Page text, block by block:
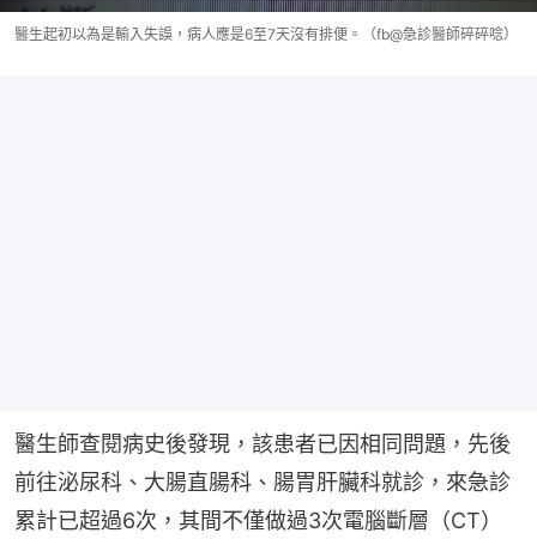
醫生起初以為是輸入失誤，病人應是6至7天沒有排便。（fb@急診醫師碎碎唸）
醫生師查閱病史後發現，該患者已因相同問題，先後
前往泌尿科、大腸直腸科、腸胃肝臟科就診，來急診
累計已超過6次，其間不僅做過3次電腦斷層（CT）